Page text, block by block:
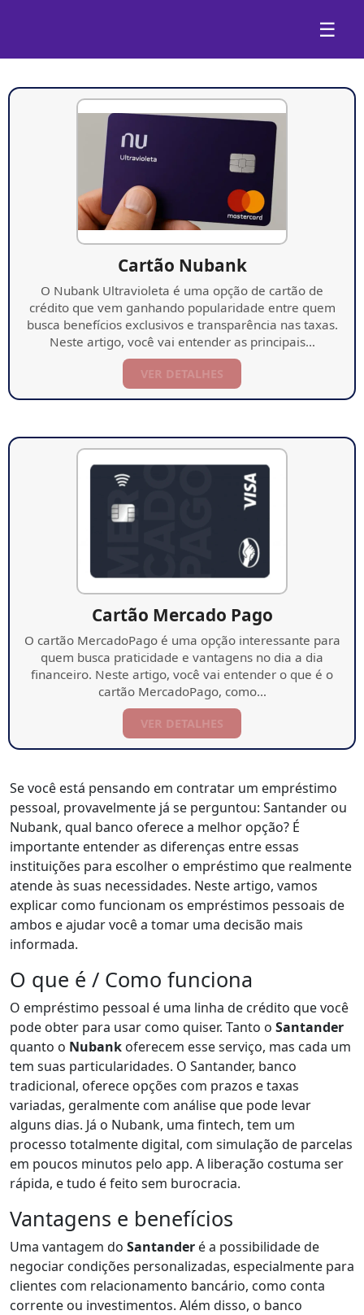
☰
Cartão Nubank
O Nubank Ultravioleta é uma opção de cartão de
crédito que vem ganhando popularidade entre quem
busca benefícios exclusivos e transparência nas taxas.
Neste artigo, você vai entender as principais…
VER DETALHES
Cartão Mercado Pago
O cartão MercadoPago é uma opção interessante para
quem busca praticidade e vantagens no dia a dia
financeiro. Neste artigo, você vai entender o que é o
cartão MercadoPago, como…
VER DETALHES
Se você está pensando em contratar um empréstimo
pessoal, provavelmente já se perguntou: Santander ou
Nubank, qual banco oferece a melhor opção? É
importante entender as diferenças entre essas
instituições para escolher o empréstimo que realmente
atende às suas necessidades. Neste artigo, vamos
explicar como funcionam os empréstimos pessoais de
ambos e ajudar você a tomar uma decisão mais
informada.
O que é / Como funciona
O empréstimo pessoal é uma linha de crédito que você
pode obter para usar como quiser. Tanto o Santander
quanto o Nubank oferecem esse serviço, mas cada um
tem suas particularidades. O Santander, banco
tradicional, oferece opções com prazos e taxas
variadas, geralmente com análise que pode levar
alguns dias. Já o Nubank, uma fintech, tem um
processo totalmente digital, com simulação de parcelas
em poucos minutos pelo app. A liberação costuma ser
rápida, e tudo é feito sem burocracia.
Vantagens e benefícios
Uma vantagem do Santander é a possibilidade de
negociar condições personalizadas, especialmente para
clientes com relacionamento bancário, como conta
corrente ou investimentos. Além disso, o banco